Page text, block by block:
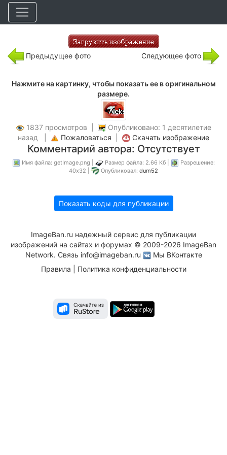
Предыдущее фото Следующее фото
Нажмите на картинку, чтобы показать ее в оригинальном
размере.
1837 просмотров |
Опубликовано: 1 десятилетие
назад |
Пожаловаться Скачать изображение
Комментарий автора: Отсутствует
Имя файла: getImage.png | Размер файла: 2.66 Кб |
Разрешение:
40x32 |
Опубликовал: dum52
Показать коды для публикации
ImageBan.ru надежный сервис для публикации
изображений на сайтах и форумах © 2009-2026 ImageBan
Network. Связь info@imageban.ru
Мы ВКонтакте
Правила
Политика конфиденциальности